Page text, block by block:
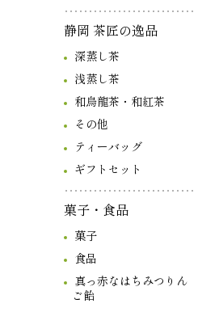
静岡 茶匠の逸品
深蒸し茶
浅蒸し茶
和烏龍茶・和紅茶
その他
ティーバッグ
ギフトセット
菓子・食品
菓子
食品
真っ赤なはちみつりん
ご飴